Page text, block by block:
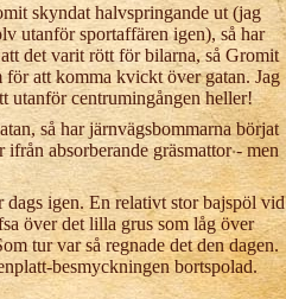
skyndat halvspringande ut (jag
utanför sportaffären igen), så har
det varit rött för bilarna, så Gromit
att komma kvickt över gatan. Jag
utanför centrumingången heller!
så har järnvägsbommarna börjat
absorberande gräsmattor - men
dags igen. En relativt stor bajspöl vid
över det lilla grus som låg över
tur var så regnade det den dagen.
besmyckningen bortspolad.